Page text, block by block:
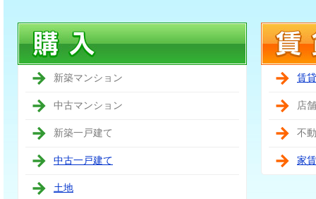
新築マンション
中古マンション
新築一戸建て
中古一戸建て
土地
賃
店
不
家